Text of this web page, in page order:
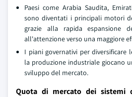
Paesi come Arabia Saudita,
sono diventati i principali motori
grazie alla rapida
all'attenzione verso una maggiore
I piani governativi per diversificare
la produzione industriale giocano
sviluppo del mercato.
Quota di mercato dei sistemi